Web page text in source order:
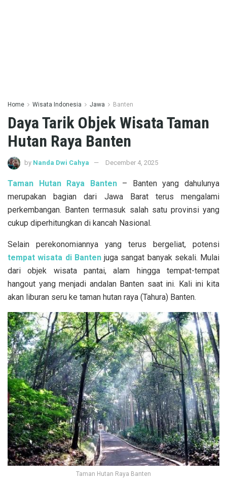
Home Wisata Indonesia Jawa Banten
Daya Tarik Objek Wisata Taman
Hutan Raya Banten
by Nanda Dwi Cahya December 4, 2025
Taman Hutan Raya Banten– Banten yang dahulunya
merupakan bagian dari Jawa Barat terus mengalami
perkembangan. Banten termasuk salah satu provinsi yang
cukup diperhitungkan di kancah Nasional.
Selain perekonomiannya yang terus bergeliat, potensi
tempat wisata di Bantenjuga sangat banyak sekali. Mulai
dari objek wisata pantai, alam hingga tempat-tempat
hangout yang menjadi andalan Banten saat ini. Kali ini kita
akan liburan seru ke taman hutan raya (Tahura) Banten.
Taman Hutan Raya Banten